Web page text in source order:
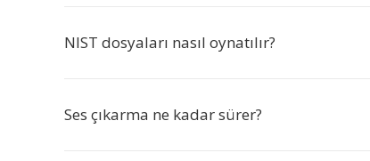
NIST dosyaları nasıl oynatılır?
Ses çıkarma ne kadar sürer?